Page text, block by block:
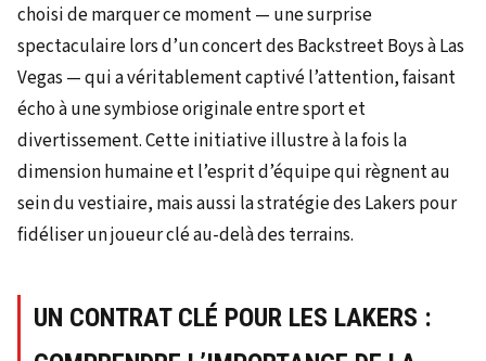
choisi de marquer ce moment — une surprise
spectaculaire lors d’un concert des Backstreet Boys à Las
Vegas — qui a véritablement captivé l’attention, faisant
écho à une symbiose originale entre sport et
divertissement. Cette initiative illustre à la fois la
dimension humaine et l’esprit d’équipe qui règnent au
sein du vestiaire, mais aussi la stratégie des Lakers pour
fidéliser un joueur clé au-delà des terrains.
UN CONTRAT CLÉ POUR LES LAKERS :